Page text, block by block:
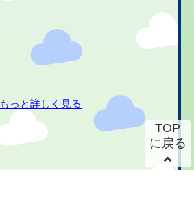
もっと詳しく見る
TOP
に戻る